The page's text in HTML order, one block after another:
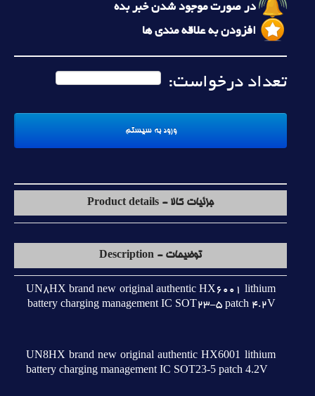
در صورت موجود شدن خبر بده
افزودن به علاقه مندی ها
تعداد درخواست:
جزئیات کالا - Product details
توضیحات - Description
UN8HX brand new original authentic HX6001 lithium
battery charging management IC SOT23-5 patch 4.2V
UN8HX brand new original authentic HX6001 lithium
battery charging management IC SOT23-5 patch 4.2V